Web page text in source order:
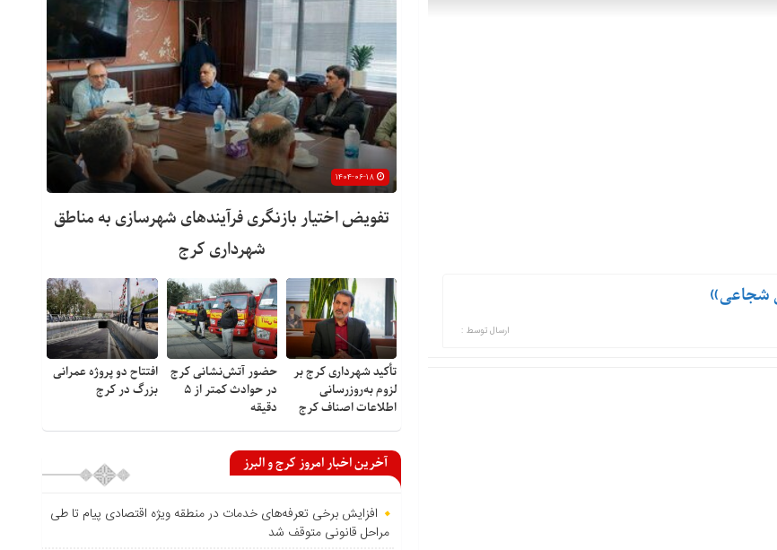
شجاعی»
ارسال توسط :
تفویض اختیار بازنگری فرآیندهای شهرسازی به مناطق
شهرداری کرج
تأکید شهرداری کرج بر
لزوم به‌روزرسانی
اطلاعات اصناف کرج
حضور آتش‌نشانی کرج
در حوادث کمتر از ۵
دقیقه
افتتاح دو پروژه عمرانی
بزرگ در کرج
آخرین اخبار امروز کرج و البرز
افزایش برخی تعرفه‌های خدمات در منطقه ویژه اقتصادی پیام تا طی
مراحل قانونی متوقف شد